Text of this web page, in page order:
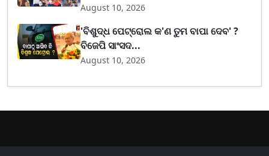
August 10, 2026
'ବିଶୁଦ୍ଧ ପେଟ୍ରୋଲ କ'ଣ ତୁମ ବାପା ଦେବ' ?
ବିଜେପି ସାଂସଦ...
August 10, 2026